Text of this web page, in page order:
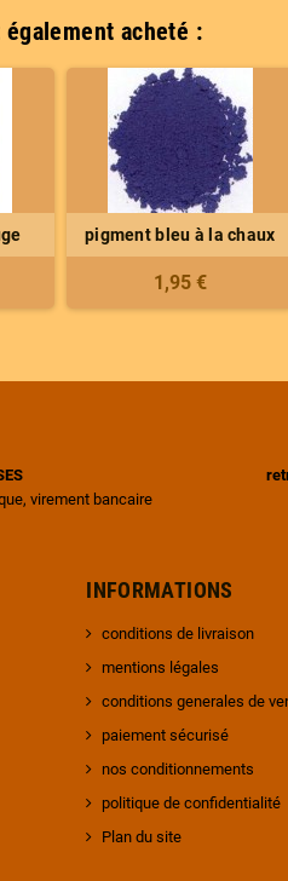
acheté :
pigment bleu à la chaux
1,95 €
virement bancaire
INFORMATIONS
conditions de livraison
mentions légales
conditions generales de
paiement sécurisé
nos conditionnements
politique de confidentialité
Plan du site